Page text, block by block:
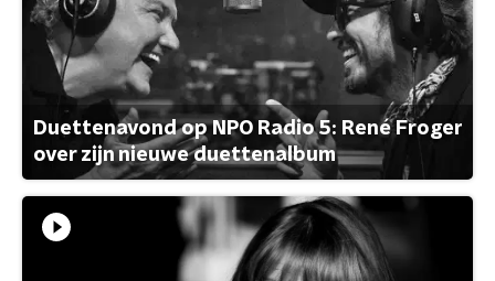
Duettenavond op NPO Radio 5: René Froger
over zijn nieuwe duettenalbum